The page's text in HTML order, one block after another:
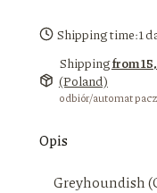
Shipping time:1
Shippingfrom
(Poland)
odbiór/automat
Opis
Greyhoundish